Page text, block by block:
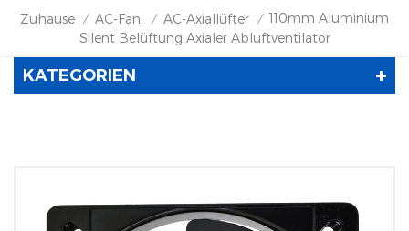
Zuhause / AC-Fan. / AC-Axiallüfter /
110mm Aluminium
Silent Belüftung Axialer Abluftventilator
KATEGORIEN